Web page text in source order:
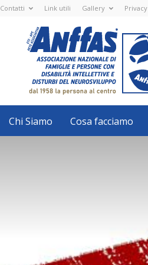
Contatti Link utili Gallery Privacy
Nazionale
ETS
-
APS
Associazione
Nazionale
di
Famiglie
e
con
disabilità
intellettive
Chi Siamo Cosa facciamo